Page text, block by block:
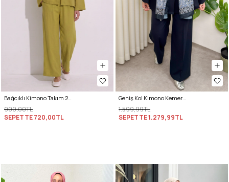
Bağcıklı Kimono Takım 26610 - YAĞ YEŞİLİ
900,00TL
SEPETTE720,00TL
Geniş Kol Kimono Kemerli Pantolon Takım 0047 - LACİVERT
1.599,99TL
SEPETTE1.279,99TL